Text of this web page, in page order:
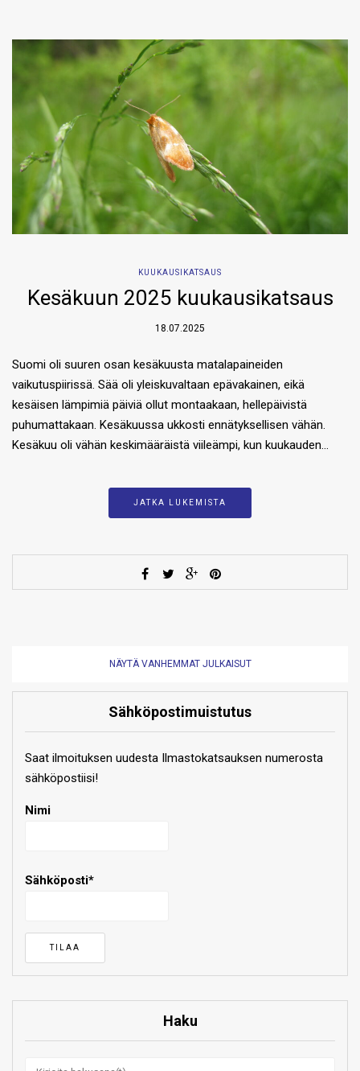
KUUKAUSIKATSAUS
Kesäkuun 2025 kuukausikatsaus
18.07.2025
Suomi oli suuren osan kesäkuusta matalapaineiden
vaikutuspiirissä. Sää oli yleiskuvaltaan epävakainen, eikä
kesäisen lämpimiä päiviä ollut montaakaan, hellepäivistä
puhumattakaan. Kesäkuussa ukkosti ennätyksellisen vähän.
Kesäkuu oli vähän keskimääräistä viileämpi, kun kuukauden…
JATKA LUKEMISTA
NÄYTÄ VANHEMMAT JULKAISUT
Sähköpostimuistutus
Saat ilmoituksen uudesta Ilmastokatsauksen numerosta
sähköpostiisi!
Nimi
Sähköposti*
Haku